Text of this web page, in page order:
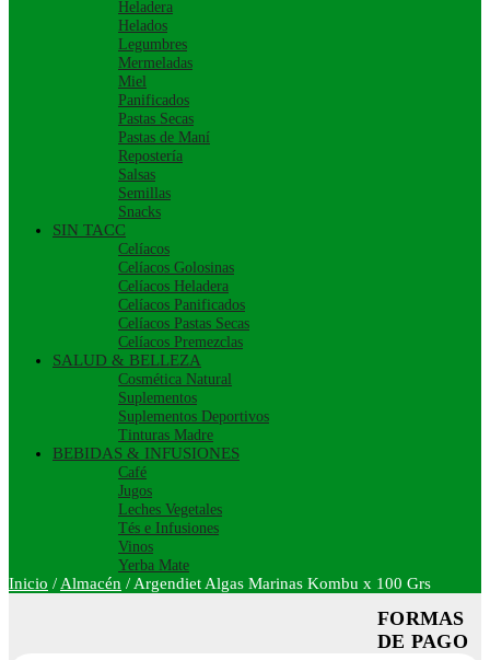
Heladera
Helados
Legumbres
Mermeladas
Miel
Panificados
Pastas Secas
Pastas de Maní
Repostería
Salsas
Semillas
Snacks
SIN TACC
Celíacos
Celíacos Golosinas
Celíacos Heladera
Celíacos Panificados
Celíacos Pastas Secas
Celíacos Premezclas
SALUD & BELLEZA
Cosmética Natural
Suplementos
Suplementos Deportivos
Tinturas Madre
BEBIDAS & INFUSIONES
Café
Jugos
Leches Vegetales
Tés e Infusiones
Vinos
Yerba Mate
Inicio / Almacén / Argendiet Algas Marinas Kombu x 100 Grs
FORMAS
DE PAGO